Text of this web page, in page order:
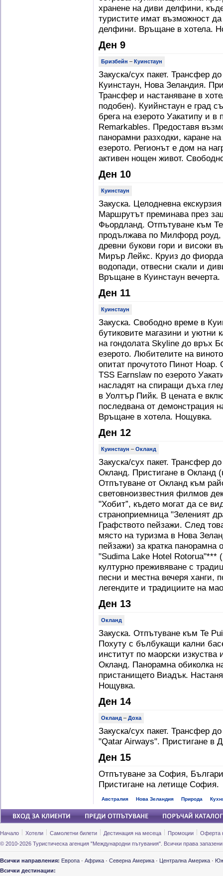
хранене на диви делфини,
туристите имат възможност
делфини. Връщане в хотела.
Ден 9
Бризбейн – Куинстаун
Закуска/сух пакет. Трансфер
Куинстаун, Нова Зеландия.
Трансфер и настаняване в
подобен). Куийнстаун е град
брега на езерото Уакатипу и в
Remarkables. Предоставя
панорамни разходки, каране
езерото. Регионът е дом на
активен нощен живот.
Ден 10
Куинстаун
Закуска. Целодневна
Маршрутът преминава през
Фьордланд. Отпътуване към
продължава по Милфорд роуд,
древни букови гори и високи
Мирър Лейкс. Круиз до
водопади, отвесни скали и
Връщане в Куинстаун
Ден 11
Куинстаун
Закуска. Свободно време в
бутиковите магазини и уютни
на гондолата Skyline до връх
езерото. Любителите на
опитат прочутото Пинот Ноар.
TSS Earnslaw по езерото
насладят на спиращи дъха
в Уолтър Пийк. В цената е
последвана от демонстрация
Връщане в хотела. Нощувка.
Ден 12
Куинстаун – Окланд
Закуска/сух пакет. Трансфер
Окланд. Пристигане в Окланд
Отпътуване от Окланд към
световноизвестния филмов
"Хобит”, където могат да се
страноприемница "Зеленият
Графството пейзажи. След
място на туризма в Нова
пейзажи) за кратка панорамна
"Sudima Lake Hotel Rotorua"***
културно преживяване с
песни и местна вечеря ханги,
легендите и традициите на
Ден 13
Окланд
Закуска. Отпътуване към Te
Похуту с бълбукащи кални
институт по маорски
Окланд. Панорамна обиколка
пристанището Виадък.
Нощувка.
Ден 14
Окланд – Доха
Закуска/сух пакет. Трансфер
"Qatar Airways". Пристигане в
Ден 15
Отпътуване за София,
Пристигане на летище София.
Австралия Нова Зеландия Природа
Начало Хотели Самолетни билети Дестинация на месеца Промоции
Оферта
© 2010-2026 Туристическа агенция "Международни пътувания". Всички права
Всички направления: Европа · Африка · Северна Америка · Централна Америка ·
Всички дестинации: